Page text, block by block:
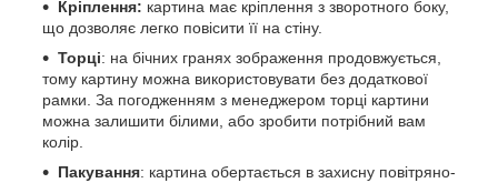
Кріплення: картина має кріплення з зворотного боку,
що дозволяє легко повісити її на стіну.
Торці: на бічних гранях зображення продовжується,
тому картину можна використовувати без додаткової
рамки. За погодженням з менеджером торці картини
можна залишити білими, або зробити потрібний вам
колір.
Пакування: картина обертається в захисну повітряно-